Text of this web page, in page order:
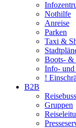
Nothilfe
Anreise
Parken
Taxi &
Boots- &
Info- und
!
B2B
Gruppen